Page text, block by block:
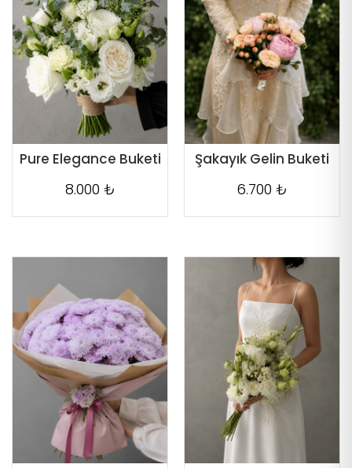
Pure Elegance Buketi
8.000 ₺
Şakayık Gelin Buketi
6.700 ₺